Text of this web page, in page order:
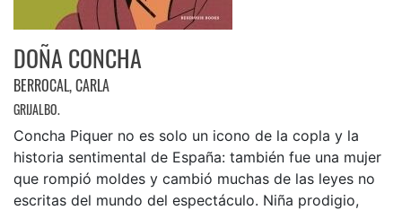
DOÑA CONCHA
BERROCAL, CARLA
GRIJALBO.
Concha Piquer no es solo un icono de la copla y la
historia sentimental de España: también fue una mujer
que rompió moldes y cambió muchas de las leyes no
escritas del mundo del espectáculo. Niña prodigio,